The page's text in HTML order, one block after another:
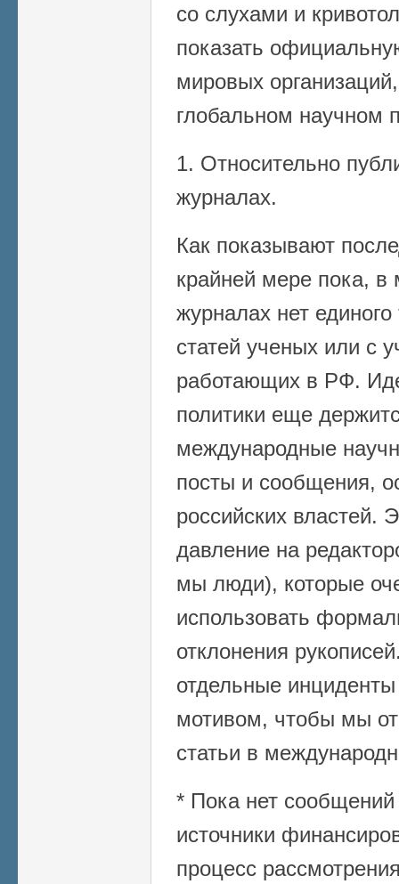
со слухами и
показать
мировых
глобальном научном
1. Относительно
журналах.
Как показывают
крайней мере пока,
журналах нет
статей ученых или с
работающих в РФ.
политики еще
международные
посты и сообщения,
российских властей.
давление на
мы люди), которые
использовать
отклонения
отдельные
мотивом, чтобы мы
статьи в
* Пока нет
источники
процесс